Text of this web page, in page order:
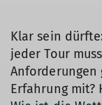
Klar sein
jeder Tour
Anforderungen
Erfahrung mit?